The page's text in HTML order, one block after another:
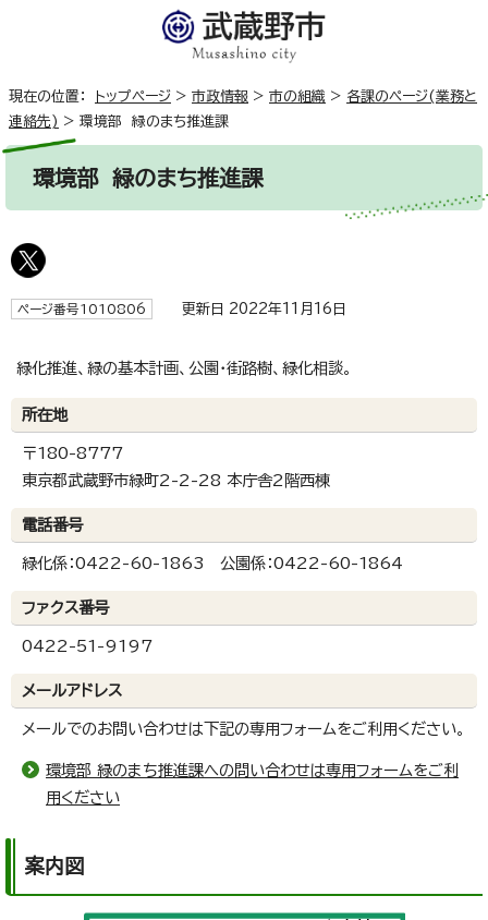
現在の位置： トップページ > 市政情報 > 市の組織 > 各課のページ(業務と
連絡先) > 環境部 緑のまち推進課
環境部 緑のまち推進課
ページ番号1010806 更新日 2022年11月16日
緑化推進、緑の基本計画、公園・街路樹、緑化相談。
所在地
〒180-8777
東京都武蔵野市緑町2-2-28 本庁舎2階西棟
電話番号
緑化係：0422-60-1863 公園係：0422-60-1864
ファクス番号
0422-51-9197
メールアドレス
メールでのお問い合わせは下記の専用フォームをご利用ください。
環境部 緑のまち推進課への問い合わせは専用フォームをご利
用ください
案内図